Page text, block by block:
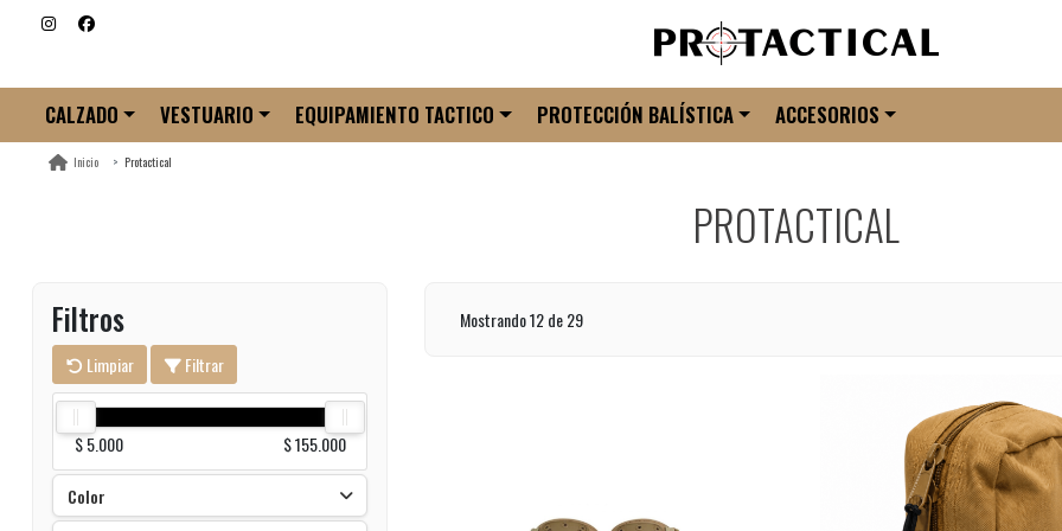
CALZADO VESTUARIO EQUIPAMIENTO TACTICO PROTECCIÓN BALÍSTICA ACCESORIOS
Inicio Protactical
PROTACTICAL
Filtros
Limpiar Filtrar
$ 5.000 $ 155.000
Color
Mostrando 12 de 29